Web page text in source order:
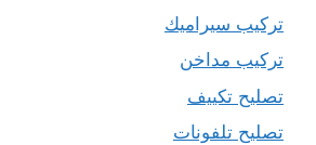
تركيب سيراميك
تركيب مداخن
تصليح تكييف
تصليح تلفونات